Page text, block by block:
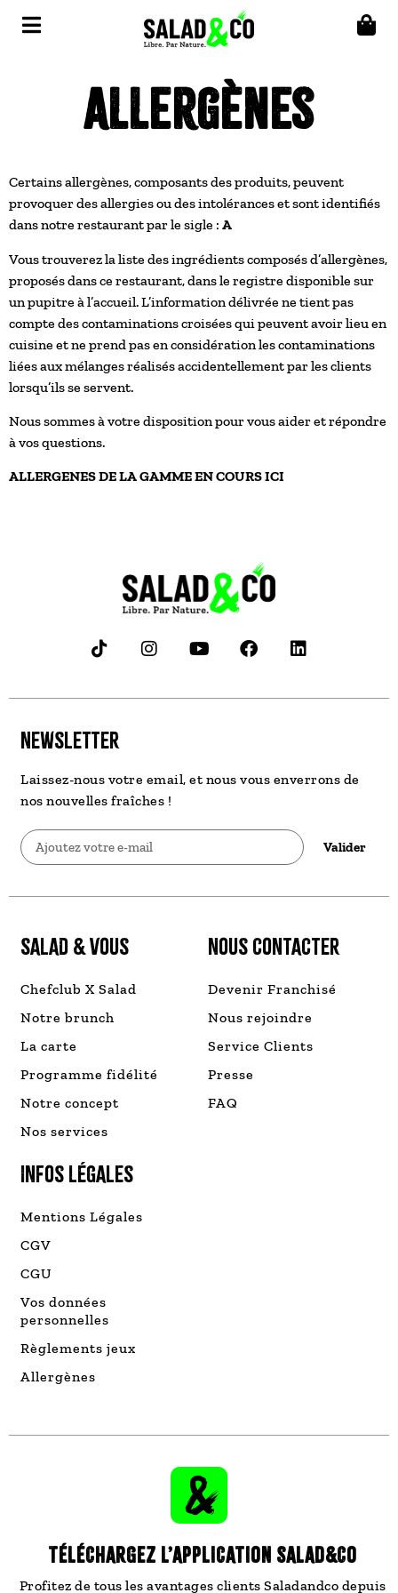
Allergènes
Certains allergènes, composants des produits, peuvent
provoquer des allergies ou des intolérances et sont identifiés
dans notre restaurant par le sigle : A
Vous trouverez la liste des ingrédients composés d’allergènes,
proposés dans ce restaurant, dans le registre disponible sur
un pupitre à l’accueil. L’information délivrée ne tient pas
compte des contaminations croisées qui peuvent avoir lieu en
cuisine et ne prend pas en considération les contaminations
liées aux mélanges réalisés accidentellement par les clients
lorsqu’ils se servent.
Nous sommes à votre disposition pour vous aider et répondre
à vos questions.
ALLERGENES DE LA GAMME EN COURSICI
NEWSLETTER
Laissez-nous votre email, et nous vous enverrons de
nos nouvelles fraîches !
Valider
SALAD & VOUS
Chefclub X Salad
Notre brunch
La carte
Programme fidélité
Notre concept
Nos services
NOUS CONTACTER
Devenir Franchisé
Nous rejoindre
Service Clients
Presse
FAQ
INFOS LÉGALES
Mentions Légales
CGV
CGU
Vos données
personnelles
Règlements jeux
Allergènes
TÉLÉCHARGEZ L’APPLICATION SALAD&CO
Profitez de tous les avantages clients Saladandco depuis